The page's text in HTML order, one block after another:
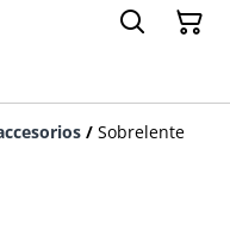
/ Sobrelente